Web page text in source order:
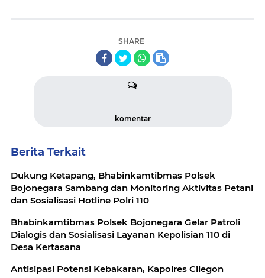
SHARE
komentar
Berita Terkait
Dukung Ketapang, Bhabinkamtibmas Polsek
Bojonegara Sambang dan Monitoring Aktivitas Petani
dan Sosialisasi Hotline Polri 110
Bhabinkamtibmas Polsek Bojonegara Gelar Patroli
Dialogis dan Sosialisasi Layanan Kepolisian 110 di
Desa Kertasana
Antisipasi Potensi Kebakaran, Kapolres Cilegon